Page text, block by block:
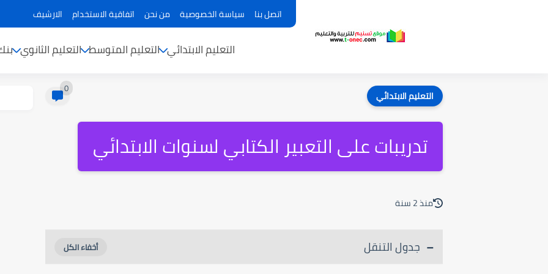
اتصل بنا سياسة الخصوصية من نحن اتفاقية الاستخدام الارشيف
التعليم الابتدائي التعليم المتوسط التعليم الثانوي
التعليم الابتدائي 0
تدريبات على التعبير الكتابي لسنوات الابتدائي
منذ 2 سنة
جدول التنقل